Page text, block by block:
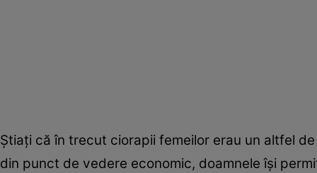
Știați că în trecut ciorapii femeilor erau un altfel
din punct de vedere economic, doamnele își